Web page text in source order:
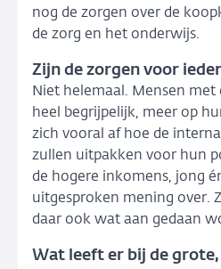
nog de zorgen over de
de zorg en het onderwijs.
Zijn de zorgen voor
Niet helemaal. Mensen met
heel begrijpelijk, meer op
zich vooral af hoe de
zullen uitpakken voor hun
de hogere inkomens, jong
uitgesproken mening over.
daar ook wat aan gedaan
Wat leeft er bij de